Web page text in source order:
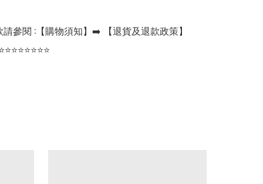
參閱 :【購物須知】➡️ 【退貨及退款政策】